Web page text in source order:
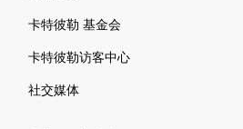
卡特彼勒 基金会
卡特彼勒访客中心
社交媒体